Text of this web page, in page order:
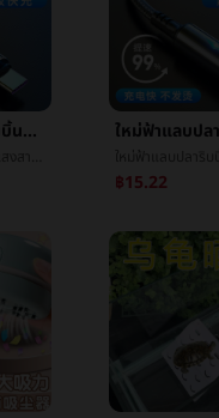
ใหม่ฟ้าแลบปลาริบบิ้นแสงสานบรรทัดข้อมูลเหมาะสมแอปเปิลแอนดรูtypec40Wหัวเว่ยโทรศัพท์การชาร์จไฟเส้น
฿15.22